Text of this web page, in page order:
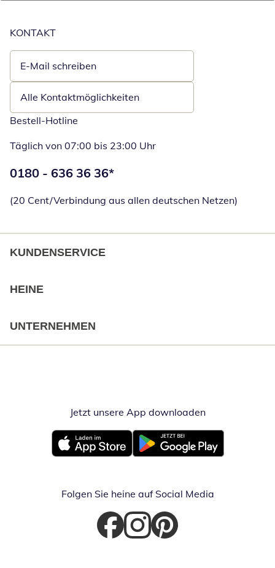
KONTAKT
E-Mail schreiben
Öffnet E-Mail-Client
Alle Kontaktmöglichkeiten
Bestell-Hotline
Täglich von 07:00 bis 23:00 Uhr
Telefonnummer:
0180 - 636 36 36*
(20 Cent/Verbindung aus allen deutschen Netzen)
KUNDENSERVICE
HEINE
UNTERNEHMEN
Jetzt unsere App downloadenÖffnet in
Öffnet in neuem FensterÖffnet in neuem Fenster
Folgen Sie heine auf Social Media
Öffnet in neuem Fenster
Öffnet in neuem Fenster
Öffnet in neuem Fenster